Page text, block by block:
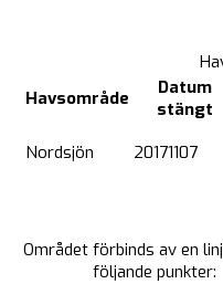
Havsområde
Datum
stängt
Nordsjön 20171107
Området förbinds av en
följande punkter: